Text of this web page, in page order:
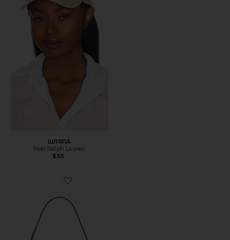
ШЛЯПА
Polo Ralph Lauren
$55
Favorite СУМКА НА ПЛЕЧО, 26 ДЮЙМОВ CRYSTAL